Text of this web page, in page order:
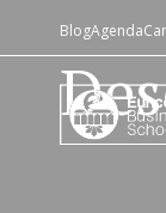
BlogAgenda